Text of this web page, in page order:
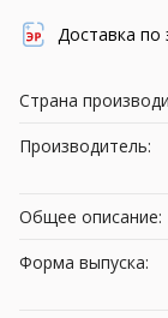
Доставка по
Страна
Производитель:
Общее описание:
Форма выпуска: